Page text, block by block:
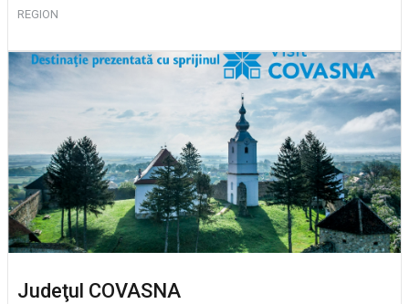
REGION
Judeţul COVASNA